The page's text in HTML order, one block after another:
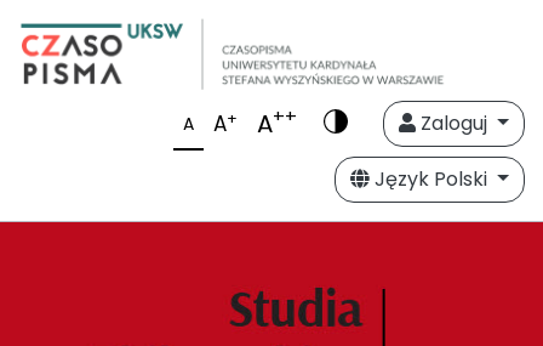
A A+ A++
Zaloguj
Język Polski